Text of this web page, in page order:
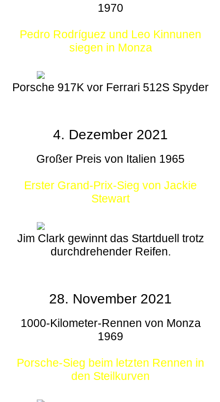
1970
Pedro Rodríguez und Leo Kinnunen
siegen in Monza
Porsche 917K vor Ferrari 512S Spyder
4. Dezember 2021
Großer Preis von Italien 1965
Erster Grand-Prix-Sieg von Jackie
Stewart
Jim Clark gewinnt das Startduell trotz
durchdrehender Reifen.
28. November 2021
1000-Kilometer-Rennen von Monza
1969
Porsche-Sieg beim letzten Rennen in
den Steilkurven